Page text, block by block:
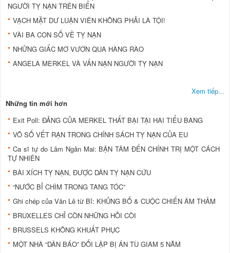
NGƯỜI TỴ NẠN TRÊN BIỂN
VẠCH MẶT DƯ LUẬN VIÊN KHÔNG PHẢI LÀ TỘI!
VÀI BA CON SỐ VỀ TỴ NẠN
NHỮNG GIẤC MƠ VƯƠN QUA HÀNG RÀO
ANGELA MERKEL VÀ VẤN NẠN NGƯỜI TỴ NẠN
Xem tiếp...
Những tin mới hơn
Exit Poll: ĐẢNG CỦA MERKEL THẤT BẠI TẠI HAI TIỂU BANG
VÔ SỐ VẾT RẠN TRONG CHÍNH SÁCH TỴ NẠN CỦA EU
Ca sĩ tự do Lâm Ngân Mai: BẬN TÂM ĐẾN CHÍNH TRỊ MỘT CÁCH
TỰ NHIÊN
BÀI XÍCH TỴ NẠN, ĐƯỢC DÂN TỴ NẠN CỨU
“NƯỚC BỈ CHÌM TRONG TANG TÓC”
Ghi chép của Vân Lê từ Bỉ: KHỦNG BỐ & CUỘC CHIẾN ÂM THẦM
BRUXELLES CHỈ CÒN NHỮNG HỒI CÒI
BRUSSELS KHÔNG KHUẤT PHỤC
MỘT NHÀ “DÂN BÁO” ĐỐI LẬP BỊ ÁN TÙ GIAM 5 NĂM